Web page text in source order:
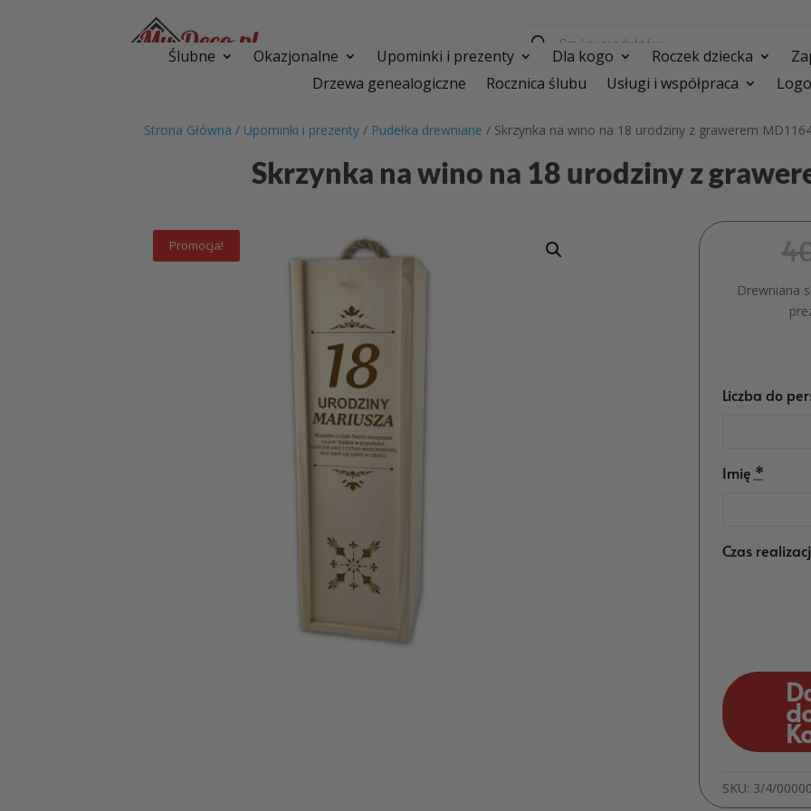
produktów
Ślubne Okazjonalne Upominki i prezenty Dla kogo Roczek dziecka
Drzewa genealogiczne
Rocznica ślubu Usługi i współpraca
Strona Główna / Upominki i prezenty / Pudełka drewniane / Skrzynka na wino na 18 urodziny z grawerem
Skrzynka na wino na 18 urodziny z
Promocja!
Drewniana
Liczba do
Imię *
Czas
SKU: 3/4/